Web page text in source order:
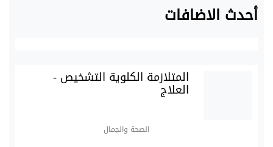
أحدث الاضافات
المتلازمة الكلوية التشخيص -
العلاج
الصحة والجمال